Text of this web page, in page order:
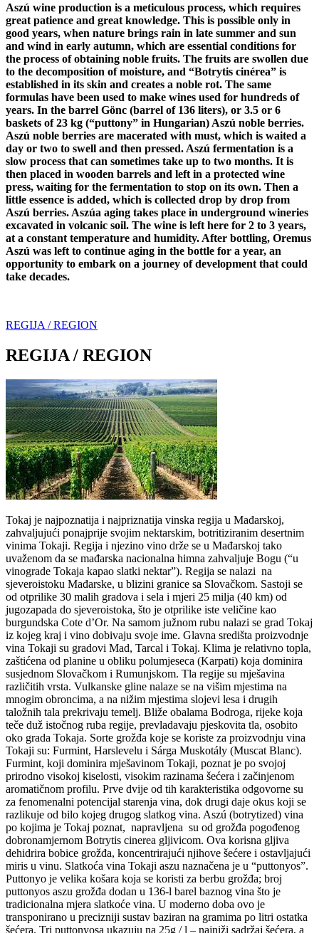
Aszú wine production is a meticulous process, which requires
great patience and great knowledge. This is possible only in
good years, when nature brings rain in late summer and sun
and wind in early autumn, which are essential conditions for
the process of obtaining noble fruits. The fruits are swollen due
to the decomposition of moisture, and “Botrytis cinérea” is
established in its skin and creates a noble rot. The same
formulas have been used to make wines used for hundreds of
years. In the barrel Gönc (barrel of 136 liters), or 3.5 or 6
baskets of 23 kg (“puttony” in Hungarian) Aszú noble berries.
Aszú noble berries are macerated with must, which is waited a
day or two to swell and then pressed. Aszú fermentation is a
slow process that can sometimes take up to two months. It is
then placed in wooden barrels and left in a protected wine
press, waiting for the fermentation to stop on its own. Then a
little essence is added, which is collected drop by drop from
Aszú berries. Aszúa aging takes place in underground wineries
excavated in volcanic soil. The wine is left here for 2 to 3 years,
at a constant temperature and humidity. After bottling, Oremus
Aszú was left to continue aging in the bottle for a year, an
opportunity to embark on a journey of development that could
take decades.
REGIJA / REGION
REGIJA / REGION
Tokaj je najpoznatija i najpriznatija vinska regija u Mađarskoj,
zahvaljujući ponajprije svojim nektarskim, botritiziranim desertnim
vinima Tokaji. Regija i njezino vino drže se u Mađarskoj tako
uvaženom da se mađarska nacionalna himna zahvaljuje Bogu (“u
vinograde Tokaja kapao slatki nektar”). Regija se nalazi na
sjeveroistoku Mađarske, u blizini granice sa Slovačkom. Sastoji se
od otprilike 30 malih gradova i sela i mjeri 25 milja (40 km) od
jugozapada do sjeveroistoka, što je otprilike iste veličine kao
burgundska Cote d’Or. Na samom južnom rubu nalazi se grad Tokaj
iz kojeg kraj i vino dobivaju svoje ime. Glavna središta proizvodnje
vina Tokaji su gradovi Mad, Tarcal i Tokaj. Klima je relativno topla,
zaštićena od planine u obliku polumjeseca (Karpati) koja dominira
susjednom Slovačkom i Rumunjskom. Tla regije su mješavina
različitih vrsta. Vulkanske gline nalaze se na višim mjestima na
mnogim obroncima, a na nižim mjestima slojevi lesa i drugih
taložnih tala prekrivaju temelj. Bliže obalama Bodroga, rijeke koja
teče duž istočnog ruba regije, prevladavaju pjeskovita tla, osobito
oko grada Tokaja. Sorte grožđa koje se koriste za proizvodnju vina
Tokaji su: Furmint, Harslevelu i Sárga Muskotály (Muscat Blanc).
Furmint, koji dominira mješavinom Tokaji, poznat je po svojoj
prirodno visokoj kiselosti, visokim razinama šećera i začinjenom
aromatičnom profilu. Prve dvije od tih karakteristika odgovorne su
za fenomenalni potencijal starenja vina, dok drugi daje okus koji se
razlikuje od bilo kojeg drugog slatkog vina. Aszú (botrytized) vina
po kojima je Tokaj poznat, napravljena su od grožđa pogođenog
dobronamjernom Botrytis cinerea gljivicom. Ova korisna gljiva
dehidrira bobice grožđa, koncentrirajući njihove šećere i ostavljajući
miris u vinu. Slatkoća vina Tokaji aszu naznačena je u “puttonyos”.
Puttonyo je velika košara koja se koristi za berbu grožđa; broj
puttonyos aszu grožđa dodan u 136-l barel baznog vina što je
tradicionalna mjera slatkoće vina. U moderno doba ovo je
transponirano u precizniji sustav baziran na gramima po litri ostatka
šećera. Tri puttonyosa ukazuju na 25g / l – najniži sadržaj šećera, a